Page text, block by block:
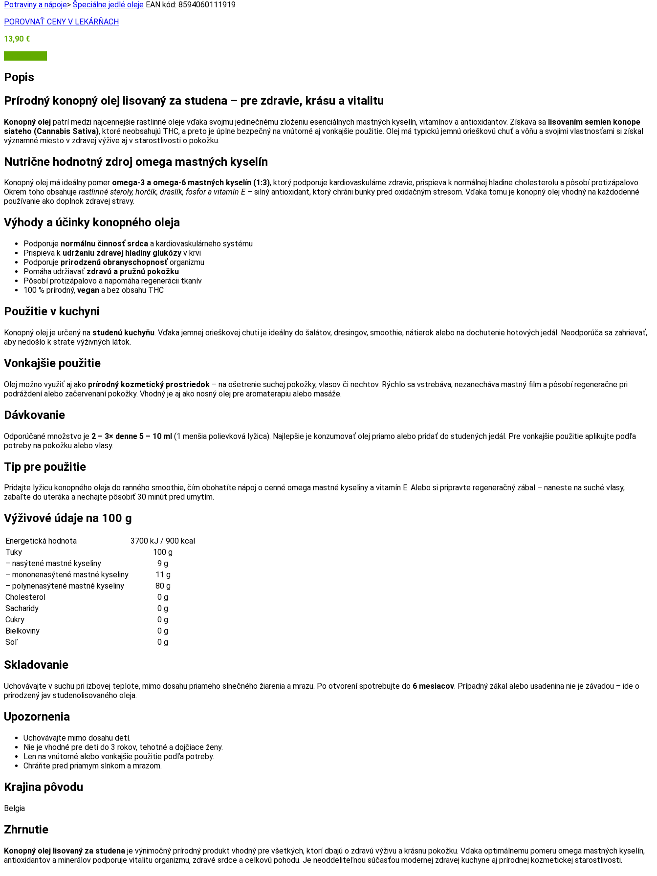
Potraviny a nápoje> Špeciálne jedlé oleje EAN kód: 8594060111919
POROVNAŤ CENY V LEKÁRŇACH
13,90 €
Popis
Prírodný konopný olej lisovaný za studena – pre zdravie, krásu a vitalitu
Konopný olej patrí medzi najcennejšie rastlinné oleje vďaka svojmu jedinečnému zloženiu esenciálnych mastných kyselín, vitamínov a antioxidantov. Získava sa lisovaním semien konope
siateho (Cannabis Sativa), ktoré neobsahujú THC, a preto je úplne bezpečný na vnútorné aj vonkajšie použitie. Olej má typickú jemnú orieškovú chuť a vôňu a svojimi vlastnosťami si získal
významné miesto v zdravej výžive aj v starostlivosti o pokožku.
Nutrične hodnotný zdroj omega mastných kyselín
Konopný olej má ideálny pomer omega-3 a omega-6 mastných kyselín (1:3), ktorý podporuje kardiovaskulárne zdravie, prispieva k normálnej hladine cholesterolu a pôsobí protizápalovo.
Okrem toho obsahuje rastlinné steroly, horčík, draslík, fosfor a vitamín E– silný antioxidant, ktorý chráni bunky pred oxidačným stresom. Vďaka tomu je konopný olej vhodný na každodenné
používanie ako doplnok zdravej stravy.
Výhody a účinky konopného oleja
Podporuje normálnu činnosť srdca a kardiovaskulárneho systému
Prispieva k udržaniu zdravej hladiny glukózy v krvi
Podporuje prirodzenú obranyschopnosťorganizmu
Pomáha udržiavať zdravú a pružnú pokožku
Pôsobí protizápalovo a napomáha regenerácii tkanív
100 % prírodný, vegan a bez obsahu THC
Použitie v kuchyni
Konopný olej je určený na studenú kuchyňu. Vďaka jemnej orieškovej chuti je ideálny do šalátov, dresingov, smoothie, nátierok alebo na dochutenie hotových jedál. Neodporúča sa zahrievať,
aby nedošlo k strate výživných látok.
Vonkajšie použitie
Olej možno využiť aj ako prírodný kozmetický prostriedok – na ošetrenie suchej pokožky, vlasov či nechtov. Rýchlo sa vstrebáva, nezanecháva mastný film a pôsobí regeneračne pri
podráždení alebo začervenaní pokožky. Vhodný je aj ako nosný olej pre aromaterapiu alebo masáže.
Dávkovanie
Odporúčané množstvo je 2 – 3× denne 5 – 10 ml (1 menšia polievková lyžica). Najlepšie je konzumovať olej priamo alebo pridať do studených jedál. Pre vonkajšie použitie aplikujte podľa
potreby na pokožku alebo vlasy.
Tip pre použitie
Pridajte lyžicu konopného oleja do ranného smoothie, čím obohatíte nápoj o cenné omega mastné kyseliny a vitamín E. Alebo si pripravte regeneračný zábal – naneste na suché vlasy,
zabaľte do uteráka a nechajte pôsobiť 30 minút pred umytím.
Výživové údaje na 100 g
Energetická hodnota
3700 kJ / 900 kcal
Tuky
100 g
– nasýtené mastné kyseliny
9 g
– mononenasýtené mastné kyseliny
11 g
– polynenasýtené mastné kyseliny
80 g
Cholesterol
0 g
Sacharidy
0 g
Cukry
0 g
Bielkoviny
0 g
Soľ
0 g
Skladovanie
Uchovávajte v suchu pri izbovej teplote, mimo dosahu priameho slnečného žiarenia a mrazu. Po otvorení spotrebujte do 6 mesiacov. Prípadný zákal alebo usadenina nie je závadou – ide o
prirodzený jav studenolisovaného oleja.
Upozornenia
Uchovávajte mimo dosahu detí.
Nie je vhodné pre deti do 3 rokov, tehotné a dojčiace ženy.
Len na vnútorné alebo vonkajšie použitie podľa potreby.
Chráňte pred priamym slnkom a mrazom.
Krajina pôvodu
Belgia
Zhrnutie
Konopný olej lisovaný za studena je výnimočný prírodný produkt vhodný pre všetkých, ktorí dbajú o zdravú výživu a krásnu pokožku. Vďaka optimálnemu pomeru omega mastných kyselín,
antioxidantov a minerálov podporuje vitalitu organizmu, zdravé srdce a celkovú pohodu. Je neoddeliteľnou súčasťou modernej zdravej kuchyne aj prírodnej kozmetickej starostlivosti.